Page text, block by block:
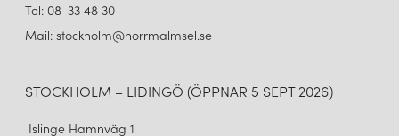
Tel: 08-33 48 30
Mail: stockholm@norrmalmsel.se
STOCKHOLM – LIDINGÖ (ÖPPNAR 5 SEPT 2026)
Islinge Hamnväg 1